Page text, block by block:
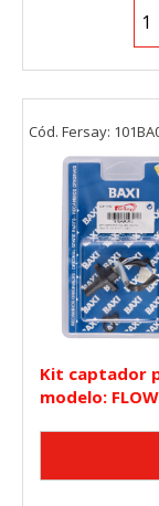
Kit captador
modelo:
Cód. Fersay: